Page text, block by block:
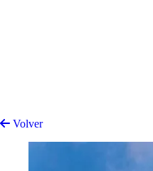
Volver